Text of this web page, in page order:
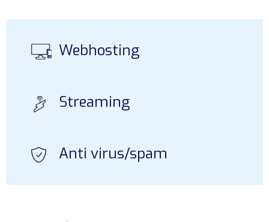
Webhosting
Streaming
Anti virus/spam